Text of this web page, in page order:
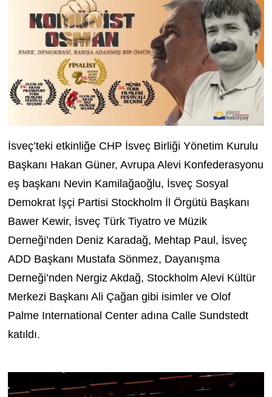
İsveç’teki etkinliğe CHP İsveç Birliği Yönetim Kurulu
Başkanı Hakan Güner, Avrupa Alevi Konfederasyonu
eş başkanı Nevin Kamilağaoğlu, İsveç Sosyal
Demokrat İşçi Partisi Stockholm İl Örgütü Başkanı
Bawer Kewir, İsveç Türk Tiyatro ve Müzik
Derneği’nden Deniz Karadağ, Mehtap Paul, İsveç
ADD Başkanı Mustafa Sönmez, Dayanışma
Derneği’nden Nergiz Akdağ, Stockholm Alevi Kültür
Merkezi Başkanı Ali Çağan gibi isimler ve Olof
Palme International Center adına Calle Sundstedt
katıldı.